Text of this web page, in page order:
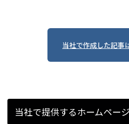
当社で作成した記事
当社で提供するホームペー